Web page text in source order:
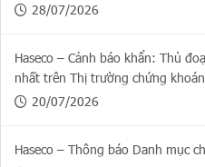
28/07/2026
Haseco – Cảnh báo khẩn: Thủ
nhất trên Thị trường chứng khoán
20/07/2026
Haseco – Thông báo Danh mục